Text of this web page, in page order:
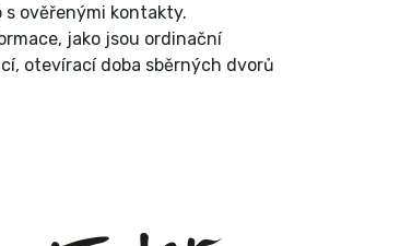
ověřenými kontakty.
jako jsou ordinační
otevírací doba sběrných dvorů